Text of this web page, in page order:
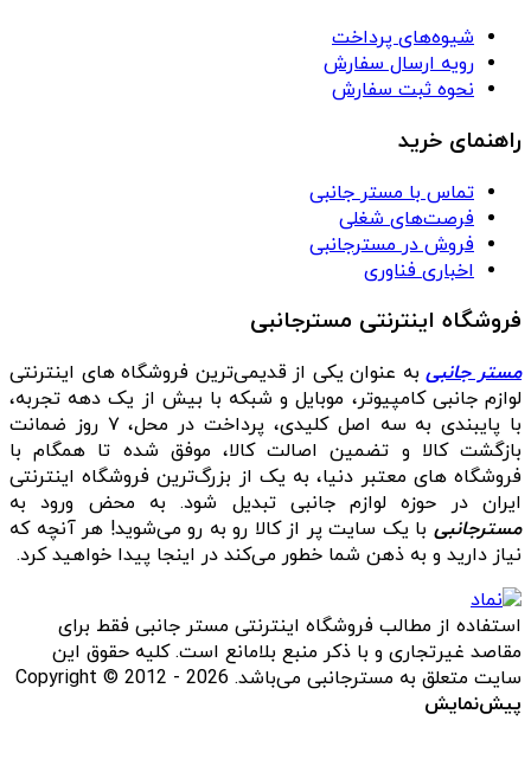
شیوه‌های پرداخت
رویه ارسال سفارش
نحوه ثبت سفارش
راهنمای خرید
تماس با مستر جانبی
فرصت‌های شغلی
فروش در مسترجانبی
اخباری فناوری
فروشگاه اینترنتی مسترجانبی
مستر جانبیبه عنوان یکی از قدیمی‌ترین فروشگاه های اینترنتی
لوازم جانبی کامپیوتر، موبایل و شبکه با بیش از یک دهه تجربه،
با پایبندی به سه اصل کلیدی، پرداخت در محل، ۷ روز ضمانت
بازگشت کالا و تضمین اصالت کالا، موفق شده تا همگام با
فروشگاه‌ های معتبر دنیا، به یک از بزرگ‌ترین فروشگاه اینترنتی
ایران در حوزه لوازم جانبی تبدیل شود. به محض ورود به
مسترجانبی با یک سایت پر از کالا رو به رو می‌شوید! هر آنچه که
نیاز دارید و به ذهن شما خطور می‌کند در اینجا پیدا خواهید کرد.
استفاده از مطالب فروشگاه اینترنتی مستر جانبی فقط برای
مقاصد غیرتجاری و با ذکر منبع بلامانع است. کلیه حقوق این
سایت متعلق به مسترجانبی می‌باشد. Copyright © 2012 - 2026
پیش‌نمایش